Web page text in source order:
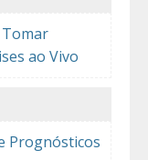
Tomar
ao Vivo
Prognósticos